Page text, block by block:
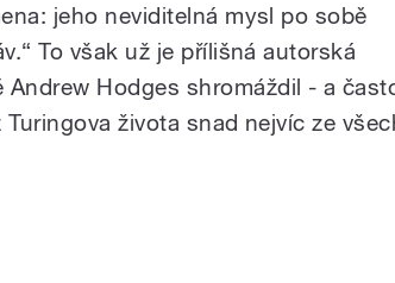
jeho neviditelná mysl po sobě
To však už je přílišná autorská
Hodges shromáždil - a
života snad nejvíc ze